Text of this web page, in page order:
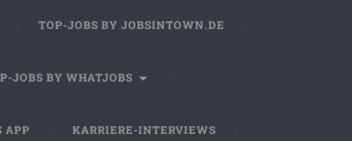
TOP-JOBS BY JOBSINTOWN.DE
JOBS BY WHATJOBS
APP KARRIERE-INTERVIEWS